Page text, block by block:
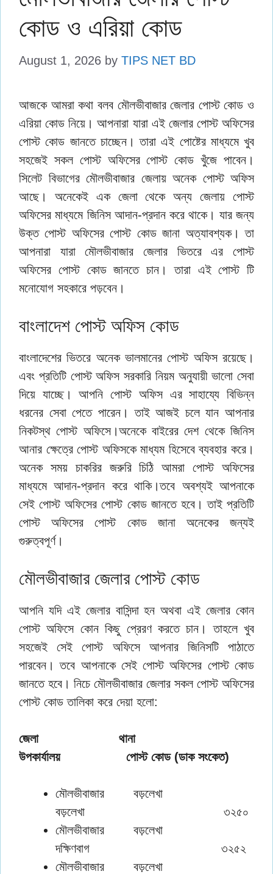
কোড ও এরিয়া কোড
August 1, 2026 by TIPS NET BD
আজকে আমরা কথা বলব মৌলভীবাজার জেলার পোস্ট কোড ও
এরিয়া কোড নিয়ে। আপনারা যারা এই জেলার পোস্ট অফিসের
পোস্ট কোড জানতে চাচ্ছেন। তারা এই পোষ্টের মাধ্যমে খুব
সহজেই সকল পোস্ট অফিসের পোস্ট কোড খুঁজে পাবেন।
সিলেট বিভাগের মৌলভীবাজার জেলায় অনেক পোস্ট অফিস
আছে। অনেকেই এক জেলা থেকে অন্য জেলায় পোস্ট
অফিসের মাধ্যমে জিনিস আদান-প্রদান করে থাকে। যার জন্য
উক্ত পোস্ট অফিসের পোস্ট কোড জানা অত্যাবশ্যক। তা
আপনারা যারা মৌলভীবাজার জেলার ভিতরে এর পোস্ট
অফিসের পোস্ট কোড জানতে চান। তারা এই পোস্ট টি
মনোযোগ সহকারে পড়বেন।
বাংলাদেশ পোস্ট অফিস কোড
বাংলাদেশের ভিতরে অনেক ভালমানের পোস্ট অফিস রয়েছে।
এবং প্রতিটি পোস্ট অফিস সরকারি নিয়ম অনুযায়ী ভালো সেবা
দিয়ে যাচ্ছে। আপনি পোস্ট অফিস এর সাহায্যে বিভিন্ন
ধরনের সেবা পেতে পারেন। তাই আজই চলে যান আপনার
নিকটস্থ পোস্ট অফিসে।অনেকে বাইরের দেশ থেকে জিনিস
আনার ক্ষেত্রে পোস্ট অফিসকে মাধ্যম হিসেবে ব্যবহার করে।
অনেক সময় চাকরির জরুরি চিঠি আমরা পোস্ট অফিসের
মাধ্যমে আদান-প্রদান করে থাকি।তবে অবশ্যই আপনাকে
সেই পোস্ট অফিসের পোস্ট কোড জানতে হবে। তাই প্রতিটি
পোস্ট অফিসের পোস্ট কোড জানা অনেকের জন্যই
গুরুত্বপূর্ণ।
মৌলভীবাজার জেলার পোস্ট কোড
আপনি যদি এই জেলার বাসিন্দা হন অথবা এই জেলার কোন
পোস্ট অফিসে কোন কিছু প্রেরণ করতে চান। তাহলে খুব
সহজেই সেই পোস্ট অফিসে আপনার জিনিসটি পাঠাতে
পারবেন। তবে আপনাকে সেই পোস্ট অফিসের পোস্ট কোড
জানতে হবে। নিচে মৌলভীবাজার জেলার সকল পোস্ট অফিসের
পোস্ট কোড তালিকা করে দেয়া হলো:
জেলা থানা
উপকার্যালয় পোস্ট কোড (ডাক সংকেত)
মৌলভীবাজার বড়লেখা
বড়লেখা ৩২৫০
মৌলভীবাজার বড়লেখা
দক্ষিণবাগ ৩২৫২
মৌলভীবাজার বড়লেখা